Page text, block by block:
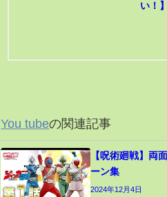
い！】
You tubeの関連記事
【呪術廻戦】両
ーン集
2024年12月4日